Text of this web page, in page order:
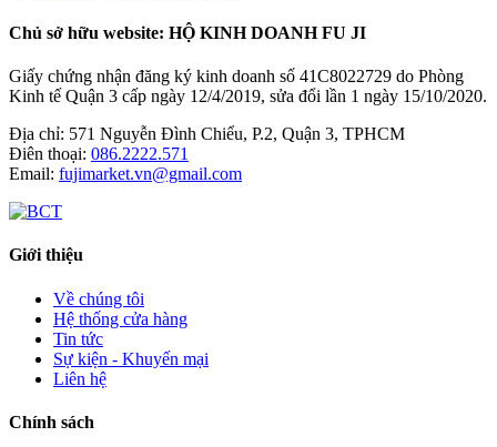
Chủ sở hữu website: HỘ KINH DOANH FU JI
Giấy chứng nhận đăng ký kinh doanh số 41C8022729 do Phòng
Kinh tế Quận 3 cấp ngày 12/4/2019, sửa đổi lần 1 ngày 15/10/2020.
Địa chỉ: 571 Nguyễn Đình Chiểu, P.2, Quận 3, TPHCM
Điên thoại: 086.2222.571
Email: fujimarket.vn@gmail.com
Giới thiệu
Về chúng tôi
Hệ thống cửa hàng
Tin tức
Sự kiện - Khuyến mại
Liên hệ
Chính sách